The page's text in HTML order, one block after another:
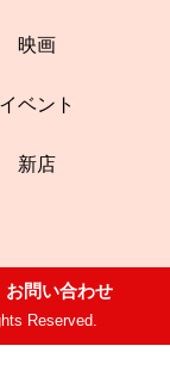
映画
イベント
新店
お問い合わせ
Reserved.